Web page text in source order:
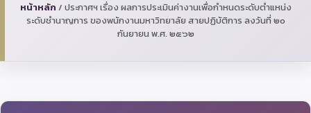
หน้าหลัก / ประกาศฯ เรื่อง ผลการประเมินค่างานเพื่อกำหนดระดับตำแหน่ง
ระดับชำนาญการ ของพนักงานมหาวิทยาลัย สายปฏิบัติการ ลงวันที่ ๒๐
กันยายน พ.ศ. ๒๕๖๒